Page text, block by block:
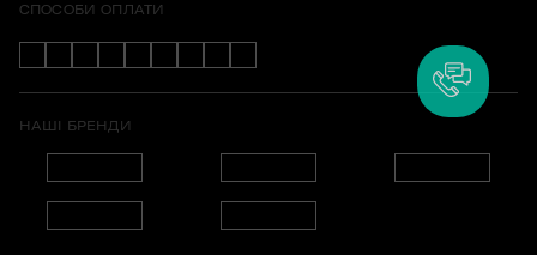
СПОСОБИ ОПЛАТИ
НАШІ БРЕНДИ